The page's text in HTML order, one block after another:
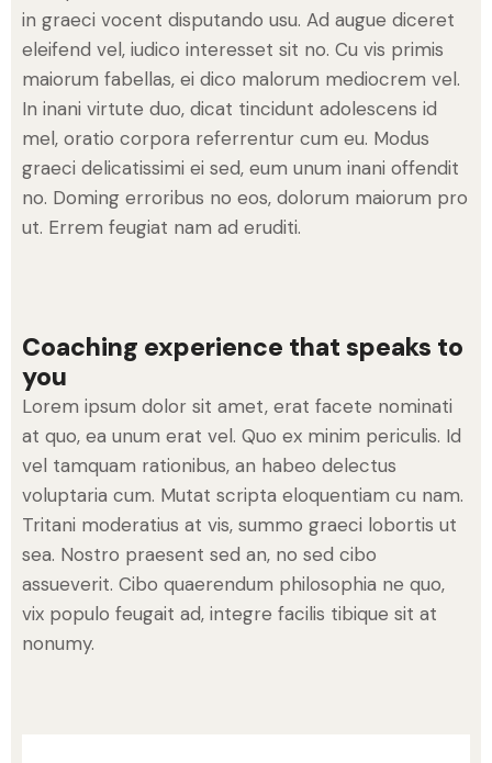
in graeci vocent disputando usu. Ad augue diceret
eleifend vel, iudico interesset sit no. Cu vis primis
maiorum fabellas, ei dico malorum mediocrem vel.
In inani virtute duo, dicat tincidunt adolescens id
mel, oratio corpora referrentur cum eu. Modus
graeci delicatissimi ei sed, eum unum inani offendit
no. Doming erroribus no eos, dolorum maiorum pro
ut. Errem feugiat nam ad eruditi.
Coaching experience that speaks to
you
Lorem ipsum dolor sit amet, erat facete nominati
at quo, ea unum erat vel. Quo ex minim periculis. Id
vel tamquam rationibus, an habeo delectus
voluptaria cum. Mutat scripta eloquentiam cu nam.
Tritani moderatius at vis, summo graeci lobortis ut
sea. Nostro praesent sed an, no sed cibo
assueverit. Cibo quaerendum philosophia ne quo,
vix populo feugait ad, integre facilis tibique sit at
nonumy.